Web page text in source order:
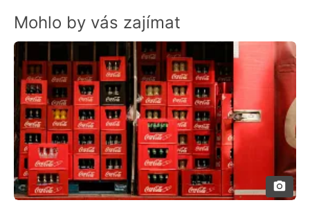
Mohlo by vás zajímat